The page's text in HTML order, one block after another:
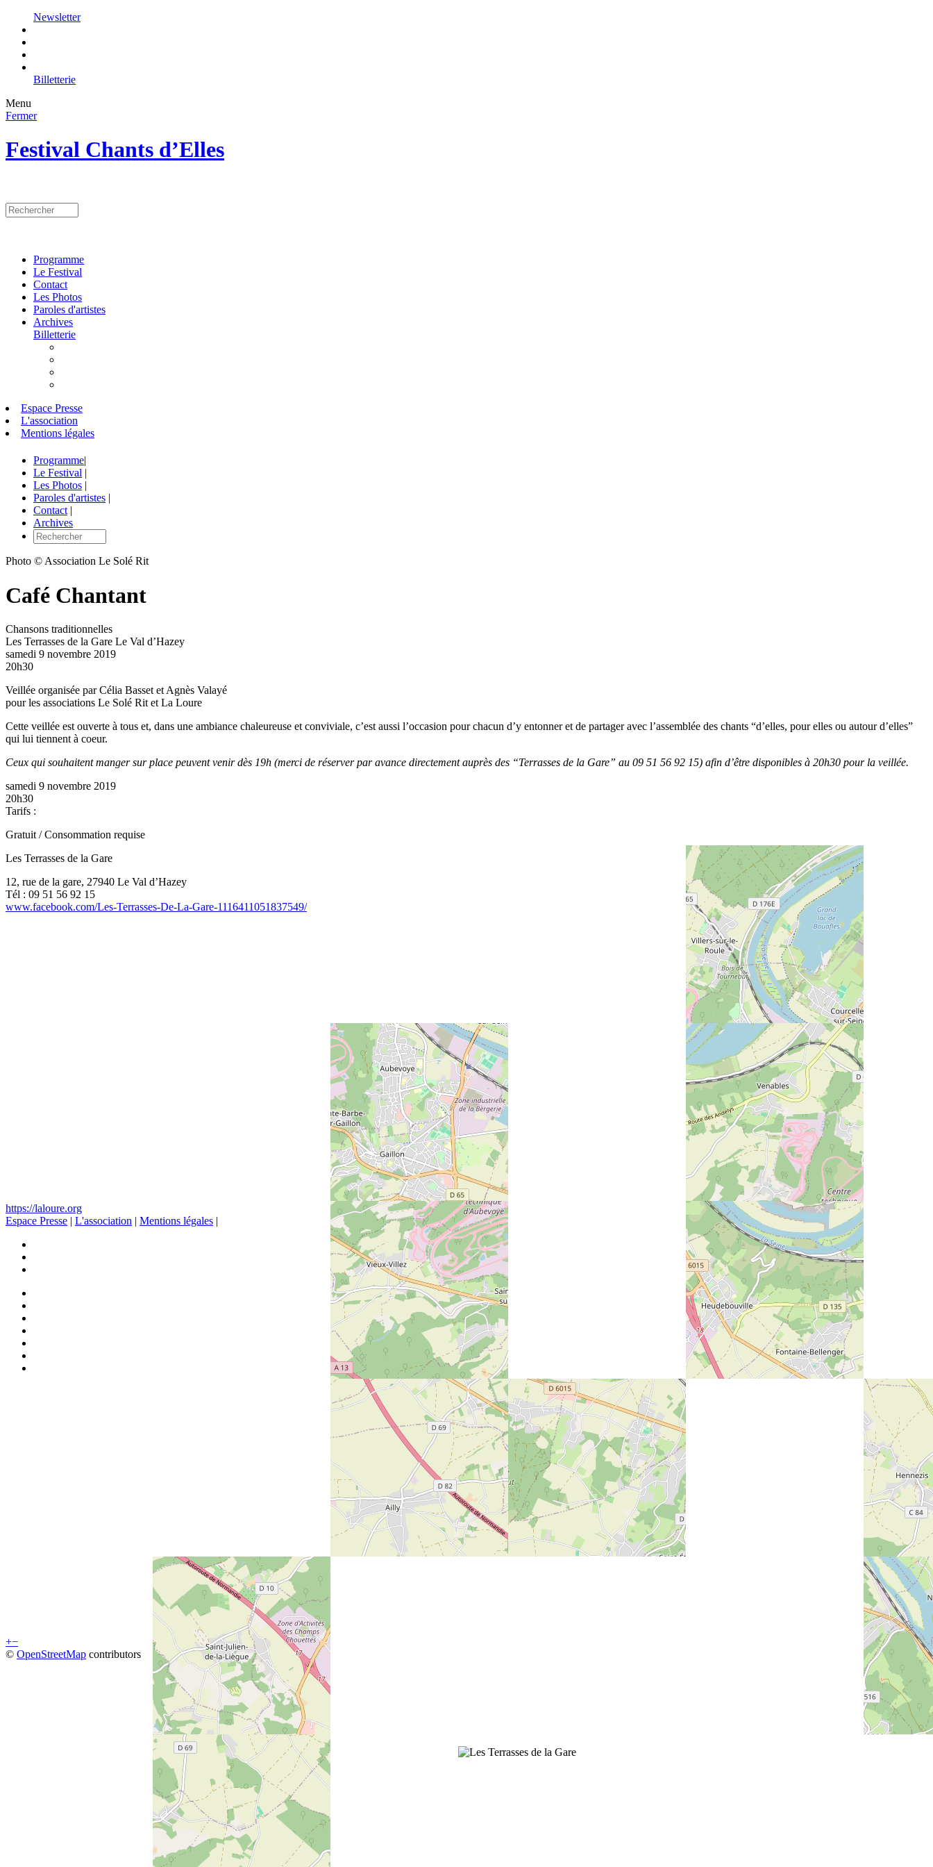
Newsletter
Billetterie
Menu
Fermer
Festival Chants d’Elles
Programme
Le Festival
Contact
Les Photos
Paroles d'artistes
Archives
Billetterie
Espace Presse
L'association
Mentions légales
Programme|
Le Festival |
Les Photos |
Paroles d'artistes |
Contact |
Archives
Photo © Association Le Solé Rit
Café Chantant
Chansons traditionnelles
Les Terrasses de la Gare Le Val d’Hazey
samedi 9 novembre 2019
20h30
Veillée organisée par Célia Basset et Agnès Valayé
pour les associations Le Solé Rit et La Loure
Cette veillée est ouverte à tous et, dans une ambiance chaleureuse et conviviale, c’est aussi l’occasion pour chacun d’y entonner et de partager avec l’assemblée des chants “d’elles, pour elles ou autour d’elles”
qui lui tiennent à coeur.
Ceux qui souhaitent manger sur place peuvent venir dès 19h (merci de réserver par avance directement auprès des “Terrasses de la Gare” au 09 51 56 92 15) afin d’être disponibles à 20h30 pour la veillée.
samedi 9 novembre 2019
20h30
Tarifs :
Gratuit / Consommation requise
Les Terrasses de la Gare
12, rue de la gare, 27940 Le Val d’Hazey
Tél : 09 51 56 92 15
www.facebook.com/Les-Terrasses-De-La-Gare-1116411051837549/
+−
© OpenStreetMap contributors
https://laloure.org
Espace Presse | L'association | Mentions légales |